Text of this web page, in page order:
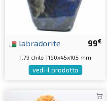
99€
labradorite
1.79 chilo | 160x45x105 mm
vedi il prodotto